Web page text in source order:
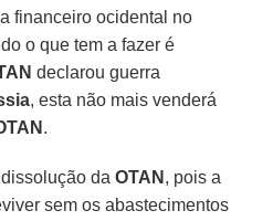
financeiro ocidental no
o que tem a fazer é
declarou guerra
, esta não mais venderá
.
dissolução daOTAN , pois a
sem os abastecimentos